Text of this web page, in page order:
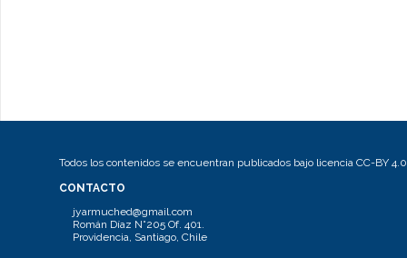
Todos los contenidos se encuentran publicados bajo licencia CC-BY 4.0
CONTACTO
jyarmuched@gmail.com
Román Díaz N°205 Of. 401.
Providencia, Santiago, Chile